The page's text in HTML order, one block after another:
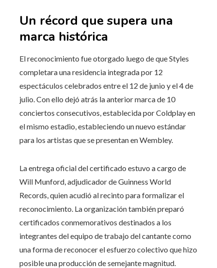
Un récord que supera una
marca histórica
El reconocimiento fue otorgado luego de que Styles
completara una residencia integrada por 12
espectáculos celebrados entre el 12 de junio y el 4 de
julio. Con ello dejó atrás la anterior marca de 10
conciertos consecutivos, establecida por Coldplay en
el mismo estadio, estableciendo un nuevo estándar
para los artistas que se presentan en Wembley.
La entrega oficial del certificado estuvo a cargo de
Will Munford, adjudicador de Guinness World
Records, quien acudió al recinto para formalizar el
reconocimiento. La organización también preparó
certificados conmemorativos destinados a los
integrantes del equipo de trabajo del cantante como
una forma de reconocer el esfuerzo colectivo que hizo
posible una producción de semejante magnitud.